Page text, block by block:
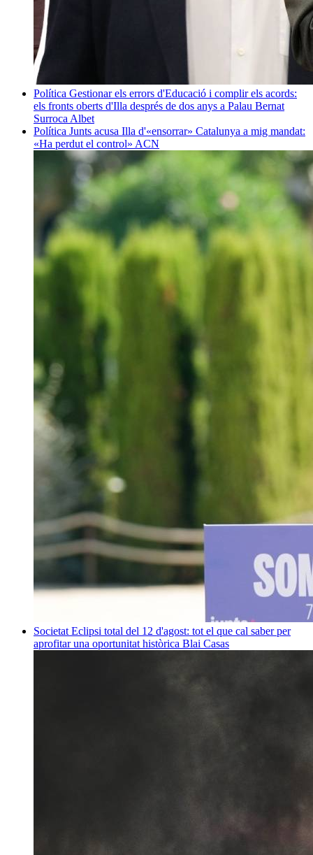
Política Gestionar els errors d'Educació i complir els acords:
els fronts oberts d'Illa després de dos anys a Palau Bernat
Surroca Albet
Política Junts acusa Illa d'«ensorrar» Catalunya a mig mandat:
«Ha perdut el control» ACN
Societat Eclipsi total del 12 d'agost: tot el que cal saber per
aprofitar una oportunitat històrica Blai Casas